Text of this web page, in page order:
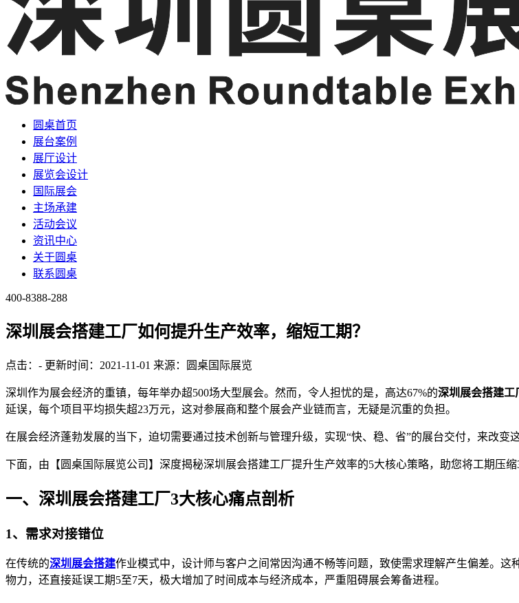
圆桌首页
展台案例
展厅设计
展览会设计
国际展会
主场承建
活动会议
资讯中心
关于圆桌
联系圆桌
400-8388-288
深圳展会搭建工厂如何提升生产效率，缩短工期？
点击： - 更新时间：2021-11-01 来源：圆桌国际展览
深圳作为展会经济的重镇，每年举办超500场大型展会。然而，令人担忧的是，高达67%的深圳展会搭建工
延误，每个项目平均损失超23万元，这对参展商和整个展会产业链而言，无疑是沉重的负担。
在展会经济蓬勃发展的当下，迫切需要通过技术创新与管理升级，实现“快、稳、省”的展台交付，来改变这
下面，由【圆桌国际展览公司】深度揭秘深圳展会搭建工厂提升生产效率的5大核心策略，助您将工期压缩
一、深圳展会搭建工厂3大核心痛点剖析
1、需求对接错位
在传统的深圳展会搭建作业模式中，设计师与客户之间常因沟通不畅等问题，致使需求理解产生偏差。
物力，还直接延误工期5至7天，极大增加了时间成本与经济成本，严重阻碍展会筹备进程。